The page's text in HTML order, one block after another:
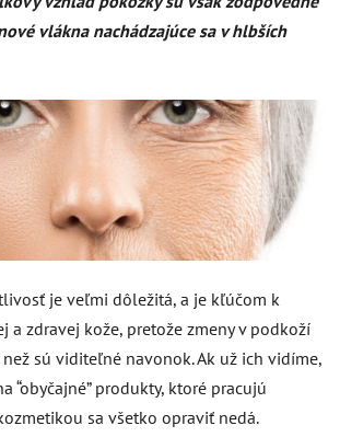
vlákna nachádzajúce sa v hlbších
je veľmi dôležitá, a je kľúčom k
a zdravej kože, pretože zmeny v podkoží
sú viditeľné navonok. Ak už ich vidíme,
“obyčajné” produkty, ktoré pracujú
sa všetko opraviť nedá.